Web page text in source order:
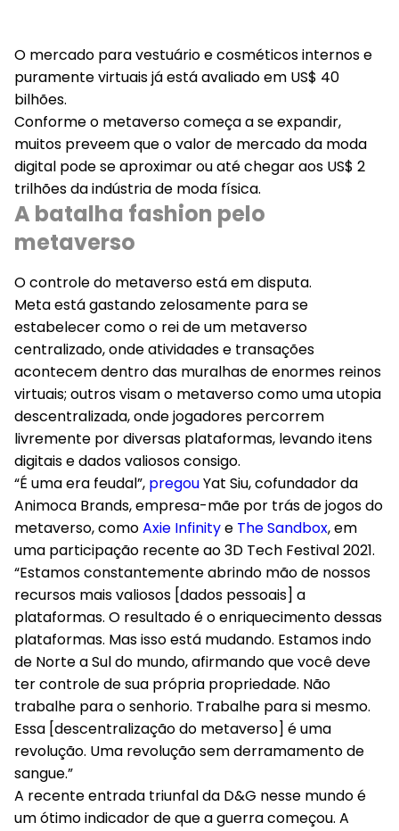
O mercado para vestuário e cosméticos internos e
puramente virtuais já está avaliado em US$ 40
bilhões.
Conforme o metaverso começa a se expandir,
muitos preveem que o valor de mercado da moda
digital pode se aproximar ou até chegar aos US$ 2
trilhões da indústria de moda física.
A batalha fashion pelo
metaverso
O controle do metaverso está em disputa.
Meta está gastando zelosamente para se
estabelecer como o rei de um metaverso
centralizado, onde atividades e transações
acontecem dentro das muralhas de enormes reinos
virtuais; outros visam o metaverso como uma utopia
descentralizada, onde jogadores percorrem
livremente por diversas plataformas, levando itens
digitais e dados valiosos consigo.
“É uma era feudal”, pregouYat Siu, cofundador da
Animoca Brands, empresa-mãe por trás de jogos do
metaverso, comoAxie Infinitye The Sandbox, em
uma participação recente ao 3D Tech Festival 2021.
“Estamos constantemente abrindo mão de nossos
recursos mais valiosos [dados pessoais] a
plataformas. O resultado é o enriquecimento dessas
plataformas. Mas isso está mudando. Estamos indo
de Norte a Sul do mundo, afirmando que você deve
ter controle de sua própria propriedade. Não
trabalhe para o senhorio. Trabalhe para si mesmo.
Essa [descentralização do metaverso] é uma
revolução. Uma revolução sem derramamento de
sangue.”
A recente entrada triunfal da D&G nesse mundo é
um ótimo indicador de que a guerra começou. A